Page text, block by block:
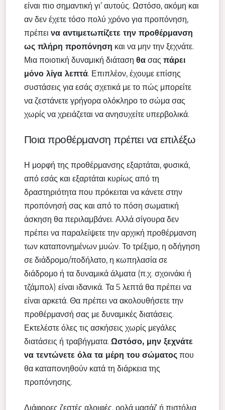
είναι πιο σημαντική γι’ αυτούς. Ωστόσο, ακόμη και
αν δεν έχετε τόσο πολύ χρόνο για προπόνηση,
πρέπει να αντιμετωπίζετε την προθέρμανση
ως πλήρη προπόνηση και να μην την ξεχνάτε.
Μια ποιοτική δυναμική διάταση θα σας πάρει
μόνο λίγα λεπτά. Επιπλέον, έχουμε επίσης
συστάσεις για εσάς σχετικά με το πώς μπορείτε
να ζεστάνετε γρήγορα ολόκληρο το σώμα σας
χωρίς να χρειάζεται να ανησυχείτε υπερβολικά.
Ποια προθέρμανση πρέπει να επιλέξω
Η μορφή της προθέρμανσης εξαρτάται, φυσικά,
από εσάς και εξαρτάται κυρίως από τη
δραστηριότητα που πρόκειται να κάνετε στην
προπόνησή σας και από το πόση σωματική
άσκηση θα περιλαμβάνει. Αλλά σίγουρα δεν
πρέπει να παραλείψετε την αρχική προθέρμανση
των καταπονημένων μυών. Το τρέξιμο, η οδήγηση
σε διάδρομο/ποδήλατο, η κωπηλασία σε
διάδρομο ή τα δυναμικά άλματα (π.χ. σχοινάκι ή
τζάμπολ) είναι ιδανικά. Τα 5 λεπτά θα πρέπει να
είναι αρκετά. Θα πρέπει να ακολουθήσετε την
προθέρμανσή σας με δυναμικές διατάσεις.
Εκτελέστε όλες τις ασκήσεις χωρίς μεγάλες
διατάσεις ή τραβήγματα. Ωστόσο, μην ξεχνάτε
να τεντώνετε όλα τα μέρη του σώματος που
θα καταπονηθούν κατά τη διάρκεια της
προπόνησης.
Διάφορες ζεστές αλοιφές, ρολά μασάζ ή πιστόλια